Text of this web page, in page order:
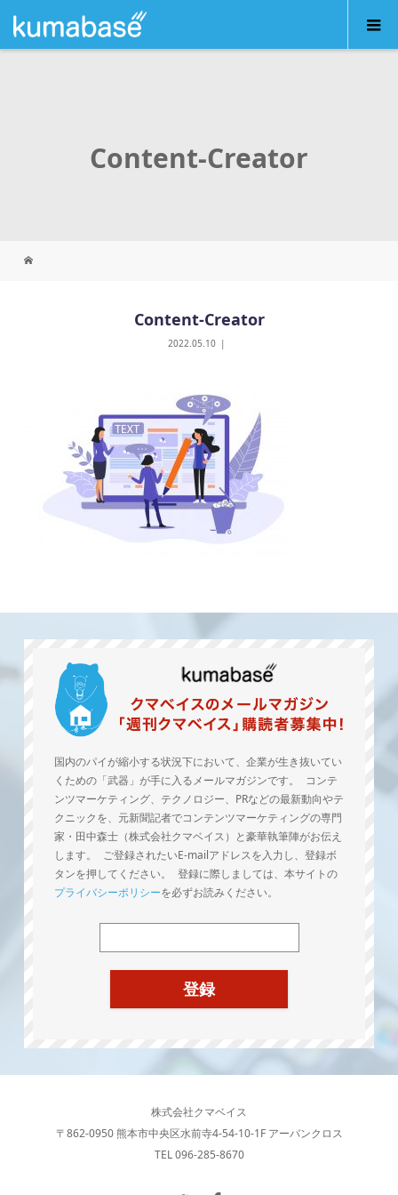
Content-Creator
Content-Creator
2022.05.10
国内のパイが縮小する状況下において、企業が生き抜いてい
くための「武器」が手に入るメールマガジンです。 コンテ
ンツマーケティング、テクノロジー、PRなどの最新動向やテ
クニックを、元新聞記者でコンテンツマーケティングの専門
家・田中森士（株式会社クマベイス）と豪華執筆陣がお伝え
します。 ご登録されたいE-mailアドレスを入力し、登録ボ
タンを押してください。 登録に際しましては、本サイトの
プライバシーポリシーを必ずお読みください。
株式会社クマベイス
〒862-0950 熊本市中央区水前寺4-54-10-1F アーバンクロス
TEL 096-285-8670